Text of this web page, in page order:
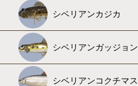
シベリアンカジカ
シベリアンガッジョン
シベリアンコクチマス